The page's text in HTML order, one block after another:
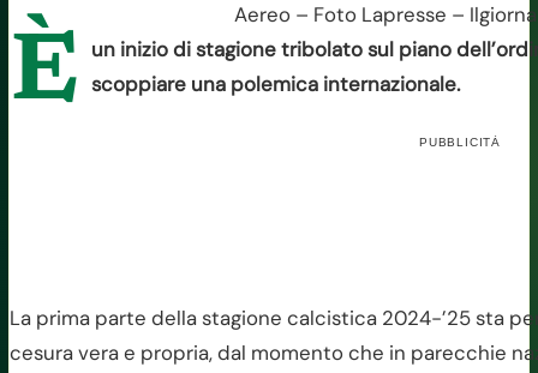
Aereo – Foto Lapresse –
È un inizio di stagione tribolato sul piano
scoppiare una polemica internazionale.
PUBBLICITÀ
La prima parte della stagione calcistica 2024-’25 sta
cesura vera e propria, dal momento che in parecchie